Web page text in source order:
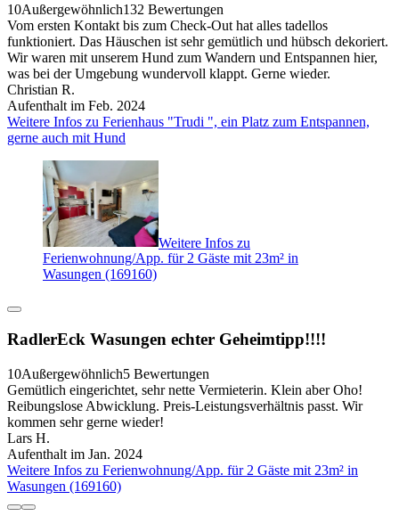
10Außergewöhnlich132 Bewertungen
Vom ersten Kontakt bis zum Check-Out hat alles tadellos
funktioniert. Das Häuschen ist sehr gemütlich und hübsch dekoriert.
Wir waren mit unserem Hund zum Wandern und Entspannen hier,
was bei der Umgebung wundervoll klappt. Gerne wieder.
Christian R.
Aufenthalt im Feb. 2024
Weitere Infos zu Ferienhaus "Trudi ", ein Platz zum Entspannen,
gerne auch mit Hund
Weitere Infos zu
Ferienwohnung/App. für 2 Gäste mit 23m² in
Wasungen (169160)
RadlerEck Wasungen echter Geheimtipp!!!!
10Außergewöhnlich5 Bewertungen
Gemütlich eingerichtet, sehr nette Vermieterin. Klein aber Oho!
Reibungslose Abwicklung. Preis-Leistungsverhältnis passt. Wir
kommen sehr gerne wieder!
Lars H.
Aufenthalt im Jan. 2024
Weitere Infos zu Ferienwohnung/App. für 2 Gäste mit 23m² in
Wasungen (169160)